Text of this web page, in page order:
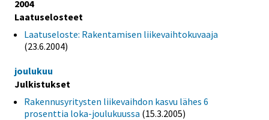
2004
Laatuselosteet
Laatuseloste: Rakentamisen liikevaihtokuvaaja
(23.6.2004)
joulukuu
Julkistukset
Rakennusyritysten liikevaihdon kasvu lähes 6
prosenttia loka-joulukuussa (15.3.2005)